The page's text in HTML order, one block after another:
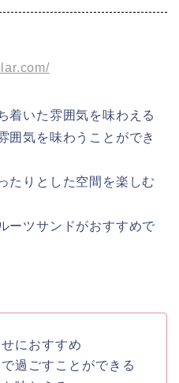
着いた雰囲気を味わえる
囲気を味わうことができ
たりとした空間を楽しむ
ーツサンドがおすすめで
におすすめ
過ごすことができる